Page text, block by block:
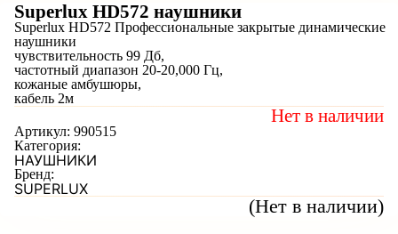
Superlux HD572 наушники
(Нет в наличии)
Superlux HD572 Профессиональные закрытые динамические
наушники
чувствительность 99 Дб,
частотный диапазон 20-20,000 Гц,
кожаные амбушюры,
кабель 2м
Нет в наличии
Артикул: 990515
Категория:
НАУШНИКИ
Бренд:
SUPERLUX